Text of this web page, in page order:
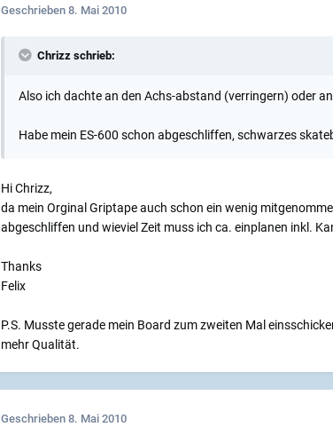
Geschrieben 8. Mai 2010
Chrizz schrieb:
Also ich dachte an den Achs-abstand (verringern) oder
Habe mein ES-600 schon abgeschliffen, schwarzes
Hi Chrizz,
da mein Orginal Griptape auch schon ein wenig
abgeschliffen und wieviel Zeit muss ich ca. einplanen inkl.
Thanks
Felix
P.S. Musste gerade mein Board zum zweiten Mal
mehr Qualität.
Geschrieben 8. Mai 2010